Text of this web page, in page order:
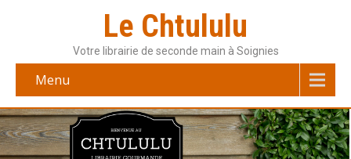
Le Chtululu
Votre librairie de seconde main à Soignies
Menu